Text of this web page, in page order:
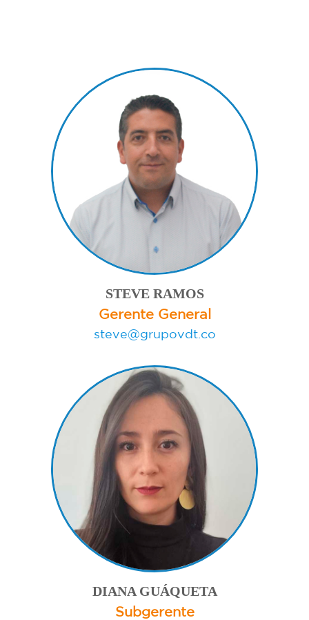
STEVE RAMOS
Gerente General
steve@grupovdt.co
DIANA GUÁQUETA
Subgerente